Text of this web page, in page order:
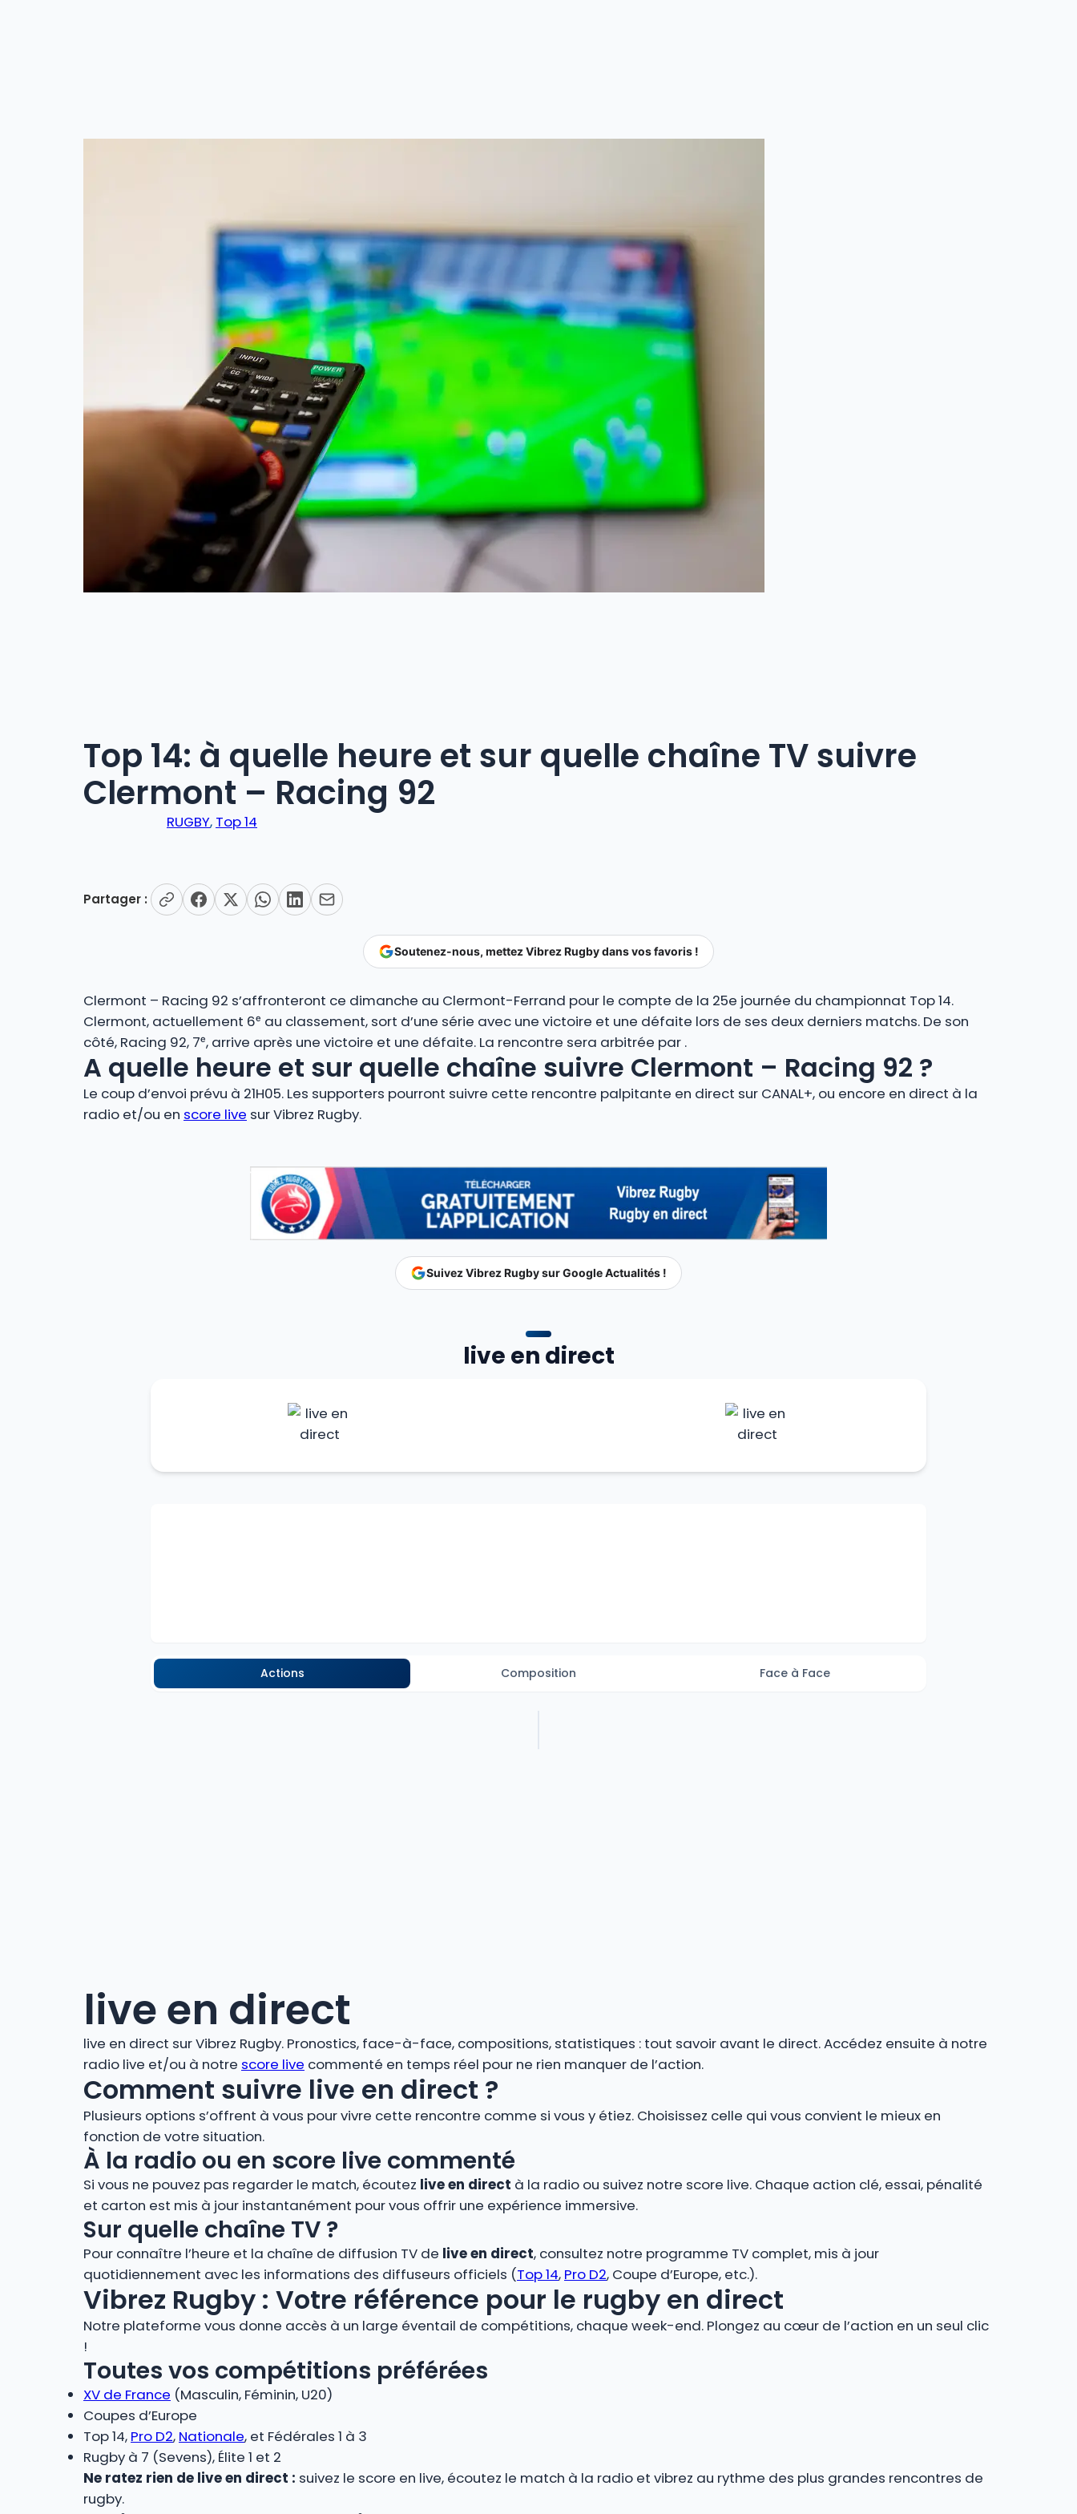
Top 14: à quelle heure et sur quelle chaîne TV suivre
Clermont – Racing 92
RUGBY, Top 14
Partager :
Soutenez-nous, mettez Vibrez Rugby dans vos favoris !
Clermont – Racing 92 s’affronteront ce dimanche au Clermont-Ferrand pour le compte de la 25e journée du championnat Top 14.
Clermont, actuellement 6ᵉ au classement, sort d’une série avec une victoire et une défaite lors de ses deux derniers matchs. De son
côté, Racing 92, 7ᵉ, arrive après une victoire et une défaite. La rencontre sera arbitrée par .
A quelle heure et sur quelle chaîne suivre Clermont – Racing 92 ?
Le coup d’envoi prévu à 21H05. Les supporters pourront suivre cette rencontre palpitante en direct sur CANAL+, ou encore en direct à la
radio et/ou en score live sur Vibrez Rugby.
Suivez Vibrez Rugby sur Google Actualités !
live en direct
Actions Composition Face à Face
live en direct
live en direct sur Vibrez Rugby. Pronostics, face-à-face, compositions, statistiques : tout savoir avant le direct. Accédez ensuite à notre
radio live et/ou à notre score live commenté en temps réel pour ne rien manquer de l’action.
Comment suivre live en direct ?
Plusieurs options s’offrent à vous pour vivre cette rencontre comme si vous y étiez. Choisissez celle qui vous convient le mieux en
fonction de votre situation.
À la radio ou en score live commenté
Si vous ne pouvez pas regarder le match, écoutez live en direct à la radio ou suivez notre score live. Chaque action clé, essai, pénalité
et carton est mis à jour instantanément pour vous offrir une expérience immersive.
Sur quelle chaîne TV ?
Pour connaître l’heure et la chaîne de diffusion TV de live en direct, consultez notre programme TV complet, mis à jour
quotidiennement avec les informations des diffuseurs officiels (Top 14, Pro D2, Coupe d’Europe, etc.).
Vibrez Rugby : Votre référence pour le rugby en direct
Notre plateforme vous donne accès à un large éventail de compétitions, chaque week-end. Plongez au cœur de l’action en un seul clic
!
Toutes vos compétitions préférées
XV de France (Masculin, Féminin, U20)
Coupes d’Europe
Top 14, Pro D2, Nationale, et Fédérales 1 à 3
Rugby à 7 (Sevens), Élite 1 et 2
Ne ratez rien de live en direct : suivez le score en live, écoutez le match à la radio et vibrez au rythme des plus grandes rencontres de
rugby.